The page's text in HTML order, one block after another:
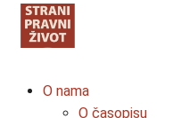
O nama
O časopisu